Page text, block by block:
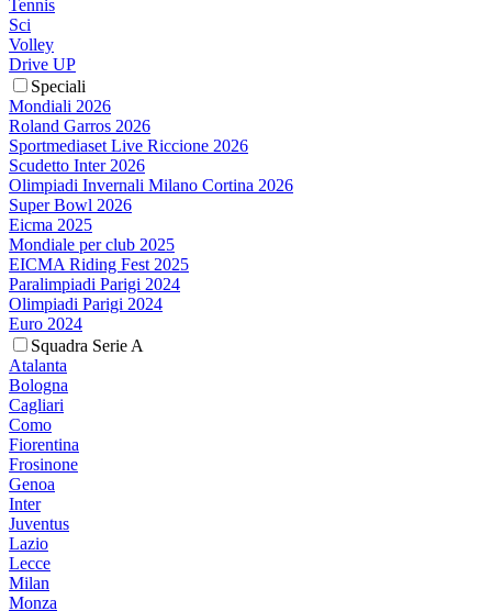
Tennis
Sci
Volley
Drive UP
Speciali
Mondiali 2026
Roland Garros 2026
Sportmediaset Live Riccione 2026
Scudetto Inter 2026
Olimpiadi Invernali Milano Cortina 2026
Super Bowl 2026
Eicma 2025
Mondiale per club 2025
EICMA Riding Fest 2025
Paralimpiadi Parigi 2024
Olimpiadi Parigi 2024
Euro 2024
Squadra Serie A
Atalanta
Bologna
Cagliari
Como
Fiorentina
Frosinone
Genoa
Inter
Juventus
Lazio
Lecce
Milan
Monza